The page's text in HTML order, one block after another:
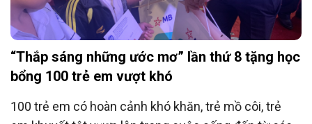
“Thắp sáng những ước mơ” lần thứ 8 tặng học
bổng 100 trẻ em vượt khó
100 trẻ em có hoàn cảnh khó khăn, trẻ mồ côi, trẻ